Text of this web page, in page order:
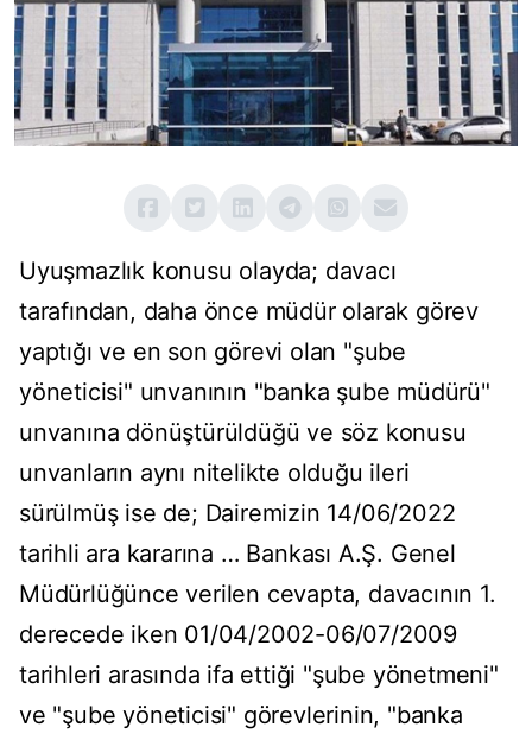
Uyuşmazlık konusu olayda; davacı
tarafından, daha önce müdür olarak görev
yaptığı ve en son görevi olan "şube
yöneticisi" unvanının "banka şube müdürü"
unvanına dönüştürüldüğü ve söz konusu
unvanların aynı nitelikte olduğu ileri
sürülmüş ise de; Dairemizin 14/06/2022
tarihli ara kararına … Bankası A.Ş. Genel
Müdürlüğünce verilen cevapta, davacının 1.
derecede iken 01/04/2002-06/07/2009
tarihleri arasında ifa ettiği "şube yönetmeni"
ve "şube yöneticisi" görevlerinin, "banka